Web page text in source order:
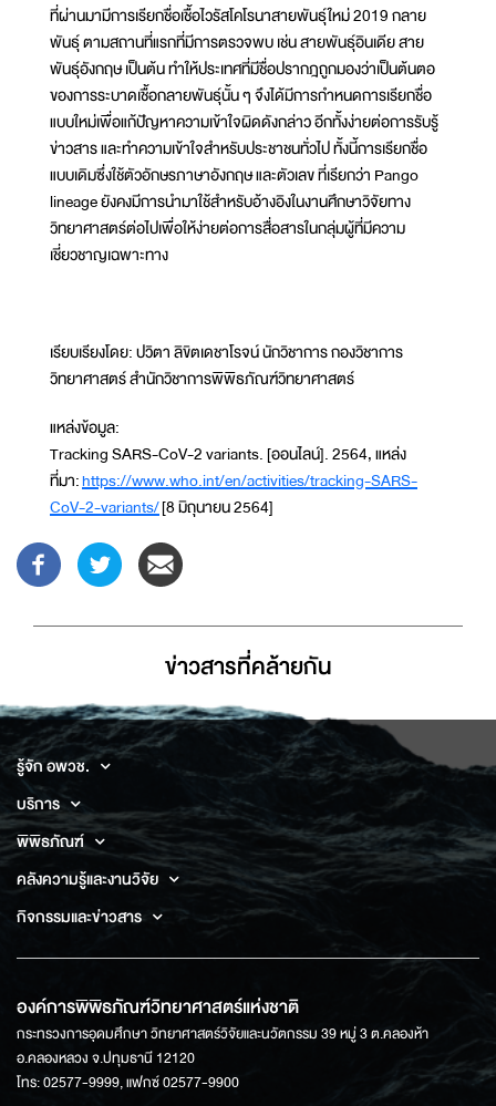
ที่ผ่านมามีการเรียกชื่อเชื้อไวรัสโคโรนาสายพันธุ์ใหม่ 2019 กลาย
พันธุ์ ตามสถานที่แรกที่มีการตรวจพบ เช่น สายพันธุ์อินเดีย สาย
พันธุ์อังกฤษ เป็นต้น ทำให้ประเทศที่มีชื่อปรากฎถูกมองว่าเป็นต้นตอ
ของการระบาดเชื้อกลายพันธุ์นั้น ๆ จึงได้มีการกำหนดการเรียกชื่อ
แบบใหม่เพื่อแก้ปัญหาความเข้าใจผิดดังกล่าว อีกทั้งง่ายต่อการรับรู้
ข่าวสาร และทำความเข้าใจสำหรับประชาชนทั่วไป ทั้งนี้การเรียกชื่อ
แบบเดิมซึ่งใช้ตัวอักษรภาษาอังกฤษ และตัวเลข ที่เรียกว่า Pango
lineage ยังคงมีการนำมาใช้สำหรับอ้างอิงในงานศึกษาวิจัยทาง
วิทยาศาสตร์ต่อไปเพื่อให้ง่ายต่อการสื่อสารในกลุ่มผู้ที่มีความ
เชี่ยวชาญเฉพาะทาง
เรียบเรียงโดย: ปวิตา ลิขิตเดชาโรจน์ นักวิชาการ กองวิชาการ
วิทยาศาสตร์ สำนักวิชาการพิพิธภัณฑ์วิทยาศาสตร์
แหล่งข้อมูล:
Tracking SARS-CoV-2 variants. [ออนไลน์]. 2564, แหล่ง
ที่มา:https://www.who.int/en/activities/tracking-SARS-
CoV-2-variants/[8 มิถุนายน 2564]
ข่าวสารที่่คล้ายกัน
รู้จัก อพวช.
บริการ
พิพิธภัณฑ์
คลังความรู้และงานวิจัย
กิจกรรมและข่าวสาร
องค์การพิพิธภัณฑ์วิทยาศาสตร์แห่งชาติ
กระทรวงการอุดมศึกษา วิทยาศาสตร์วิจัยและนวัตกรรม 39 หมู่ 3 ต.คลองห้า
อ.คลองหลวง จ.ปทุมธานี 12120
โทร: 02577-9999, แฟกซ์ 02577-9900